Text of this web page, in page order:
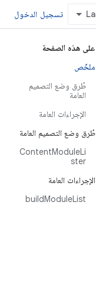
تسجيل الدخول
على هذه الصفحة
ملخّص
طُرق وضع التصميم
العامة
الإجراءات العامة
طُرق وضع التصميم العامة
ContentModuleLi
ster
الإجراءات العامة
buildModuleList